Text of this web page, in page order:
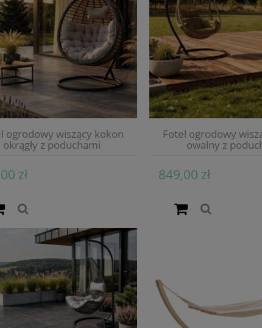
ogrodowy wiszący kokon
okrągły z poduchami
zł
Fotel ogrodowy
owalny z
849,00 zł